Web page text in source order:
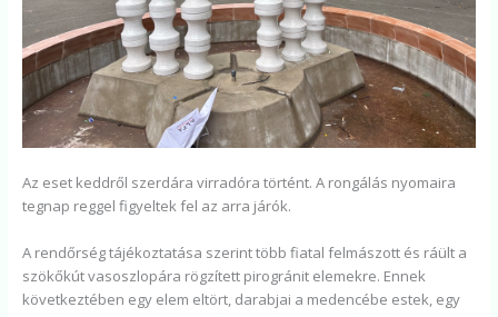
Az eset keddről szerdára virradóra történt. A rongálás nyomaira
tegnap reggel figyeltek fel az arra járók.
A rendőrség tájékoztatása szerint több fiatal felmászott és ráült a
szökőkút vasoszlopára rögzített pirogránit elemekre. Ennek
következtében egy elem eltört, darabjai a medencébe estek, egy